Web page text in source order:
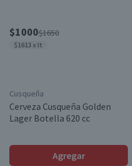
$1000$1650
$1613 x lt
Cusqueña
Cerveza Cusqueña Golden
Lager Botella 620 cc
Agregar